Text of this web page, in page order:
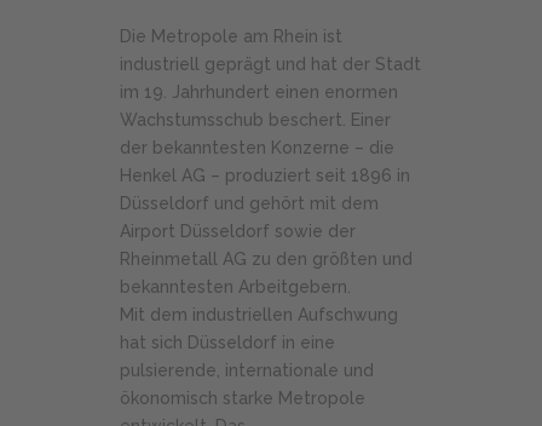
Die Metropole am Rhein ist
industriell geprägt und hat der Stadt
im 19. Jahrhundert einen enormen
Wachstumsschub beschert. Einer
der bekanntesten Konzerne – die
Henkel AG – produziert seit 1896 in
Düsseldorf und gehört mit dem
Airport Düsseldorf sowie der
Rheinmetall AG zu den größten und
bekanntesten Arbeitgebern.
Mit dem industriellen Aufschwung
hat sich Düsseldorf in eine
pulsierende, internationale und
ökonomisch starke Metropole